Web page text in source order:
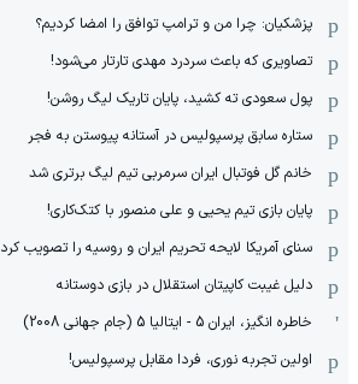
پزشکیان: چرا من و ترامپ توافق را امضا کردیم؟
تصاویری که باعث سردرد مهدی تارتار می‌شود!
پول سعودی ته کشید، پایان تاریک لیگ روشن!
ستاره سابق پرسپولیس در آستانه پیوستن به فجر
خانم گل فوتبال ایران سرمربی تیم لیگ برتری شد
پایان بازی تیم یحیی و علی منصور با کتک‌کاری!
سنای آمریکا لایحه تحریم ایران و روسیه را تصویب کرد
دلیل غیبت کاپیتان استقلال در بازی دوستانه
خاطره انگیز، ایران 5 - ایتالیا 5 (جام جهانی 2008)
اولین تجربه نوری، فردا مقابل پرسپولیس!